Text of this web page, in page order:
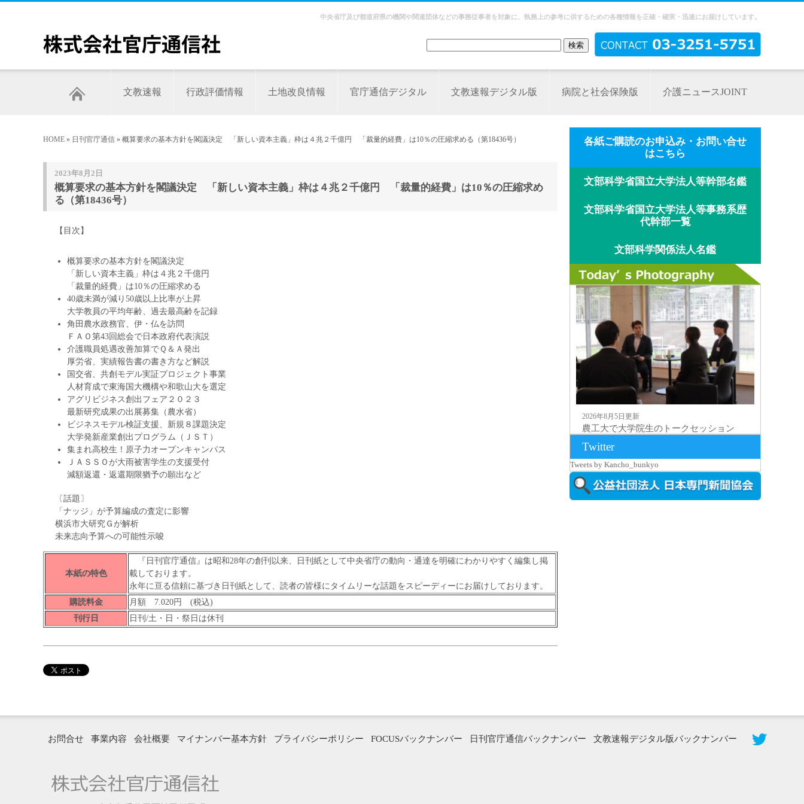
中央省庁及び都道府県の機関や関連団体などの事務従事者を対象に、執務上の参考に供するための各種情報を正確・確実・迅速にお届けしています。
文教速報 行政評価情報 土地改良情報 官庁通信デジタル 文教速報デジタル版 病院と社会保険版 介護ニュースJOINT
HOME » 日刊官庁通信 » 概算要求の基本方針を閣議決定 「新しい資本主義」枠は４兆２千億円 「裁量的経費」は10％の圧縮求める（第18436号）
2023年8月2日
概算要求の基本方針を閣議決定 「新しい資本主義」枠は４兆２千億円 「裁量的経費」は10％の圧縮求め
る（第18436号）
【目次】
概算要求の基本方針を閣議決定
「新しい資本主義」枠は４兆２千億円
「裁量的経費」は10％の圧縮求める
40歳未満が減り50歳以上比率が上昇
大学教員の平均年齢、過去最高齢を記録
角田農水政務官、伊・仏を訪問
ＦＡＯ第43回総会で日本政府代表演説
介護職員処遇改善加算でＱ＆Ａ発出
厚労省、実績報告書の書き方など解説
国交省、共創モデル実証プロジェクト事業
人材育成で東海国大機構や和歌山大を選定
アグリビジネス創出フェア２０２３
最新研究成果の出展募集（農水省）
ビジネスモデル検証支援、新規８課題決定
大学発新産業創出プログラム（ＪＳＴ）
集まれ高校生！原子力オープンキャンパス
ＪＡＳＳＯが大雨被害学生の支援受付
減額返還・返還期限猶予の願出など
〔話題〕
「ナッジ」が予算編成の査定に影響
横浜市大研究Ｇが解析
未来志向予算への可能性示唆
本紙の特色
『日刊官庁通信』は昭和28年の創刊以来、日刊紙として中央省庁の動向・通達を明確にわかりやすく編集し掲
載しております。
永年に亘る信頼に基づき日刊紙として、読者の皆様にタイムリーな話題をスピーディーにお届けしております。
購読料金
月額 7.020円 (税込)
刊行日
日刊/土・日・祭日は休刊
各紙ご購読のお申込み・お問い合せ
はこちら
文部科学省国立大学法人等幹部名鑑
文部科学省国立大学法人等事務系歴
代幹部一覧
文部科学関係法人名鑑
2026年8月5日更新
農工大で大学院生のトークセッション
Twitter
Tweets by Kancho_bunkyo
お問合せ 事業内容 会社概要 マイナンバー基本方針 プライバシーポリシー FOCUSバックナンバー 日刊官庁通信バックナンバー 文教速報デジタル版バックナンバー